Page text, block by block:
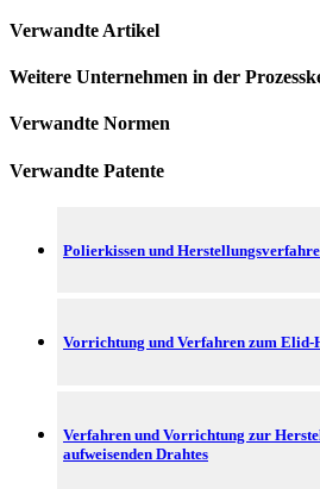
Verwandte Artikel
Weitere Unternehmen in der
Verwandte Normen
Verwandte Patente
Polierkissen und
Vorrichtung und Verfahren zum Elid-
Verfahren und Vorrichtung zur
aufweisenden Drahtes